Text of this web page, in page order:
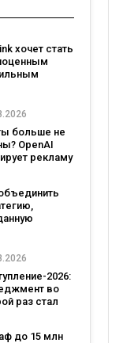
хочет стать
AT&T и T-
больше не
OpenAI
рекламу
2026:
во
раз стал
до 15 млн